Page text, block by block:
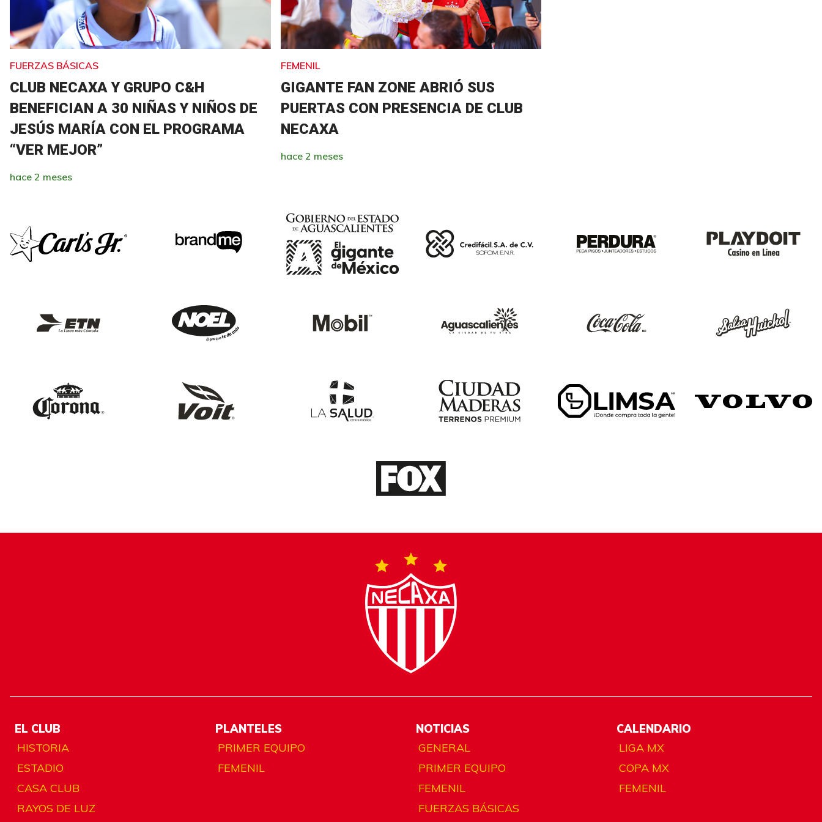
FUERZAS BÁSICAS
CLUB NECAXA Y GRUPO C&H
BENEFICIAN A 30 NIÑAS Y NIÑOS DE
JESÚS MARÍA CON EL PROGRAMA
“VER MEJOR”
hace 2 meses
FEMENIL
GIGANTE FAN ZONE ABRIÓ SUS
PUERTAS CON PRESENCIA DE CLUB
NECAXA
hace 2 meses
EL CLUB
HISTORIA
ESTADIO
CASA CLUB
RAYOS DE LUZ
PLANTELES
PRIMER EQUIPO
FEMENIL
NOTICIAS
GENERAL
PRIMER EQUIPO
FEMENIL
FUERZAS BÁSICAS
CALENDARIO
LIGA MX
COPA MX
FEMENIL